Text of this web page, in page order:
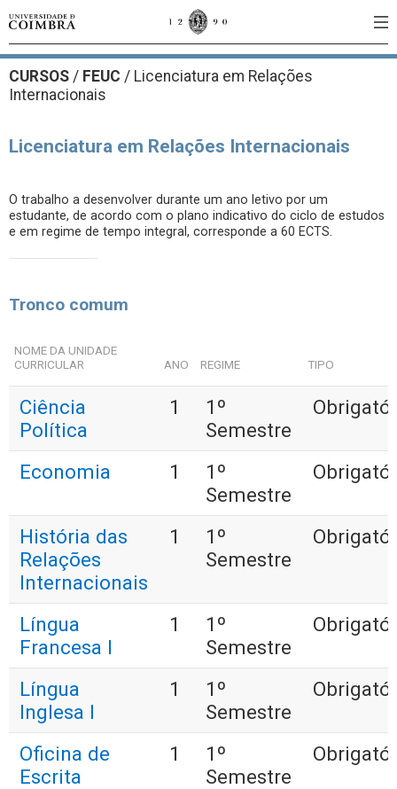
CURSOS / FEUC / Licenciatura em Relações
Internacionais
Licenciatura em Relações Internacionais
O trabalho a desenvolver durante um ano letivo por um
estudante, de acordo com o plano indicativo do ciclo de estudos
e em regime de tempo integral, corresponde a 60 ECTS.
Tronco comum
NOME DA UNIDADE
CURRICULAR
ANO REGIME TIPO
Ciência
Política
1
1º
Semestre
Economia 1
1º
Semestre
História das
Relações
Internacionais
1
1º
Semestre
Língua
Francesa I
1
1º
Semestre
Língua
Inglesa I
1
1º
Semestre
Oficina de
Escrita
1
1º
Semestre